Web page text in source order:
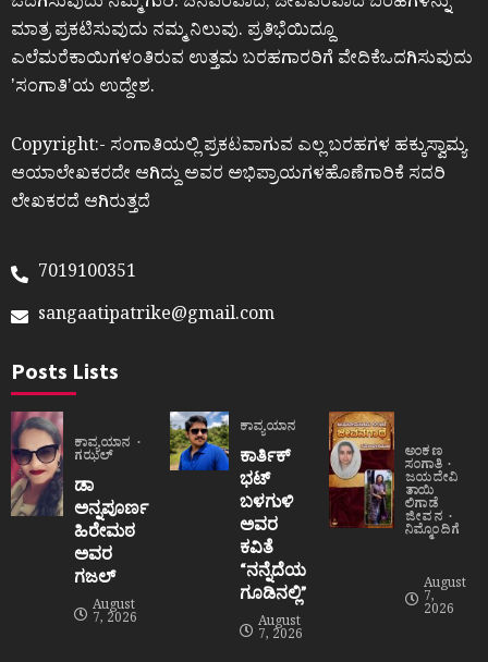
ಮಾತ್ರ ಪ್ರಕಟಿಸುವುದು ನಮ್ಮ ನಿಲುವು. ಪ್ರತಿಭೆಯಿದ್ದೂ
ಎಲೆಮರೆಕಾಯಿಗಳಂತಿರುವ ಉತ್ತಮ ಬರಹಗಾರರಿಗೆ ವೇದಿಕೆಒದಗಿಸುವುದು
ʼಸಂಗಾತಿʼಯ ಉದ್ದೇಶ.
Copyright:- ಸಂಗಾತಿಯಲ್ಲಿ ಪ್ರಕಟವಾಗುವ ಎಲ್ಲ ಬರಹಗಳ ಹಕ್ಕುಸ್ವಾಮ್ಯ
ಆಯಾಲೇಖಕರದೇ ಆಗಿದ್ದು ಅವರ ಅಭಿಪ್ರಾಯಗಳಹೊಣೆಗಾರಿಕೆ ಸದರಿ
ಲೇಖಕರದೆ ಆಗಿರುತ್ತದೆ
7019100351
sangaatipatrike@gmail.com
Posts Lists
ಕಾವ್ಯಯಾನ
ಗಝಲ್
ಡಾ
ಅನ್ನಪೂರ್ಣ
ಹಿರೇಮಠ
ಅವರ
ಗಜಲ್
August
7, 2026
ಕಾವ್ಯಯಾನ
ಕಾರ್ತಿಕ್
ಭಟ್
ಬಳಗುಳಿ
ಅವರ
ಕವಿತೆ
“ನನ್ನೆದೆಯ
ಗೂಡಿನಲ್ಲಿ”
August
7, 2026
ಅಂಕಣ
ಸಂಗಾತಿ
ಜಯದೇವಿ
ತಾಯಿ
ಲಿಗಾಡೆ
ಜೀವನ
ನಿಮ್ಮೊಂದಿಗೆ
August
7,
2026